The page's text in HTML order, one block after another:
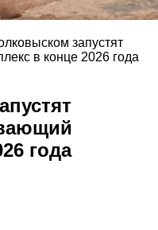
запустят
в конце 2026 года
года